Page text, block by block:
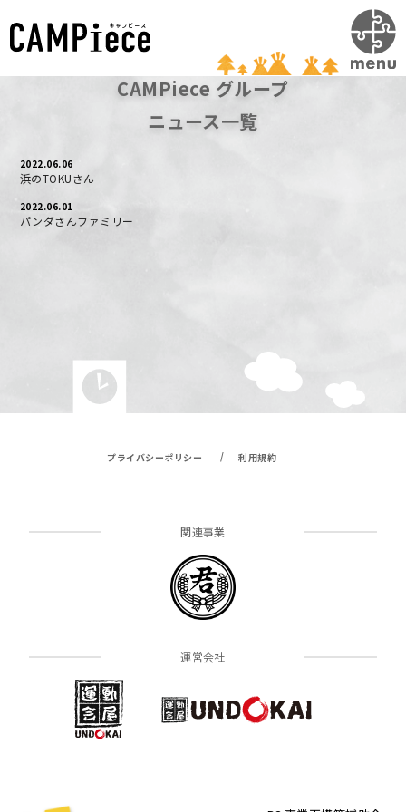
CAMPiece グループ
ニュース一覧
#
2022.06.06
浜のTOKUさん
#
2022.06.01
パンダさんファミリー
プライバシーポリシー / 利用規約
関連事業
運営会社